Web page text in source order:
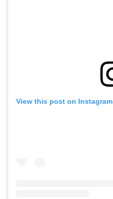
View this post on Instagram